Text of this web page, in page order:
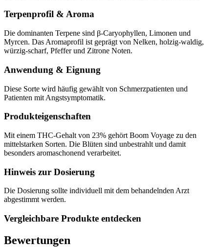
Terpenprofil & Aroma
Die dominanten Terpene sind β-Caryophyllen, Limonen und
Myrcen. Das Aromaprofil ist geprägt von Nelken, holzig-waldig,
würzig-scharf, Pfeffer und Zitrone Noten.
Anwendung & Eignung
Diese Sorte wird häufig gewählt von Schmerzpatienten und
Patienten mit Angstsymptomatik.
Produkteigenschaften
Mit einem THC-Gehalt von 23% gehört Boom Voyage zu den
mittelstarken Sorten. Die Blüten sind unbestrahlt und damit
besonders aromaschonend verarbeitet.
Hinweis zur Dosierung
Die Dosierung sollte individuell mit dem behandelnden Arzt
abgestimmt werden.
Vergleichbare Produkte entdecken
Bewertungen